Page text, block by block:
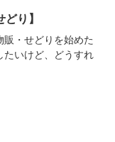
り】
・せどりを始めた
たいけど、どうすれ